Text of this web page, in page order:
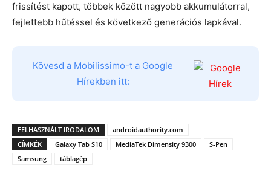
frissítést kapott, többek között nagyobb akkumulátorral,
fejlettebb hűtéssel és következő generációs lapkával.
Kövesd a Mobilissimo-t a Google
Hírekben itt:
FELHASZNÁLT IRODALOM
androidauthority.com
CÍMKÉK
Galaxy Tab S10 MediaTek Dimensity 9300
S-Pen
Samsung
táblagép